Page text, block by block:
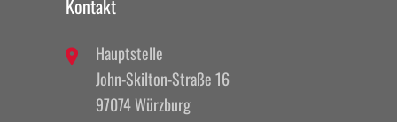
Kontakt
Hauptstelle
John-Skilton-Straße 16
97074 Würzburg